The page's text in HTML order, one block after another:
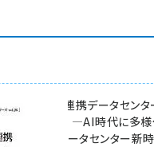
ワット・ビット連携データセンタ
2025-2026 ―AI時代に多様
分散化するデータセンター新